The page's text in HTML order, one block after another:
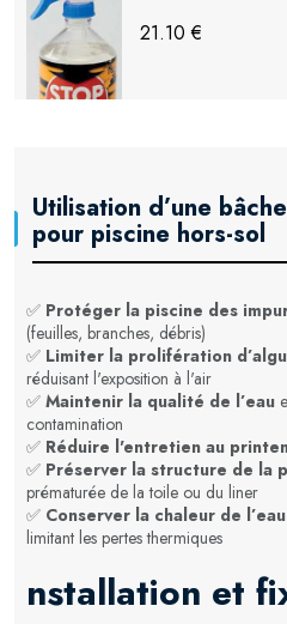
21.10 €
Utilisation d’une
pour piscine hors-sol
✅ Protéger la piscine des
(feuilles, branches, débris)
✅ Limiter la prolifération
réduisant l'exposition à l'air
✅ Maintenir la qualité de l’eau
contamination
✅ Réduire l'entretien au
✅ Préserver la structure de la
prématurée de la toile ou du liner
✅ Conserver la chaleur de l’eau
limitant les pertes thermiques
nstallation et